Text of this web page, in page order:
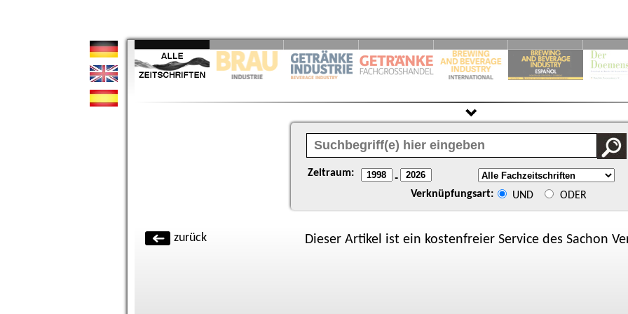
Zeitraum: -
Verknüpfungsart: UND ODER
zurück Dieser Artikel ist ein kostenfreier Service des Sachon